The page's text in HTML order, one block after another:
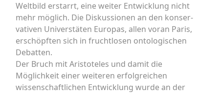
Weltbild erstarrt, eine weiter Entwicklung nicht
mehr möglich. Die Diskussionen an den konser-
vativen Universtäten Europas, allen voran Paris,
erschöpften sich in fruchtlosen ontologischen
Debatten.
Der Bruch mit Aristoteles und damit die
Möglichkeit einer weiteren erfolgreichen
wissenschaftlichen Entwicklung wurde an der